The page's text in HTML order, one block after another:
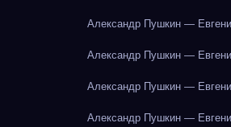
Александр Пушкин —
Александр Пушкин —
Александр Пушкин —
Александр Пушкин —